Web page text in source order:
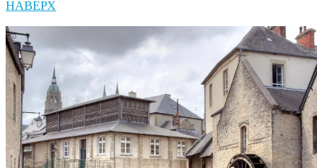
НАВЕРХ